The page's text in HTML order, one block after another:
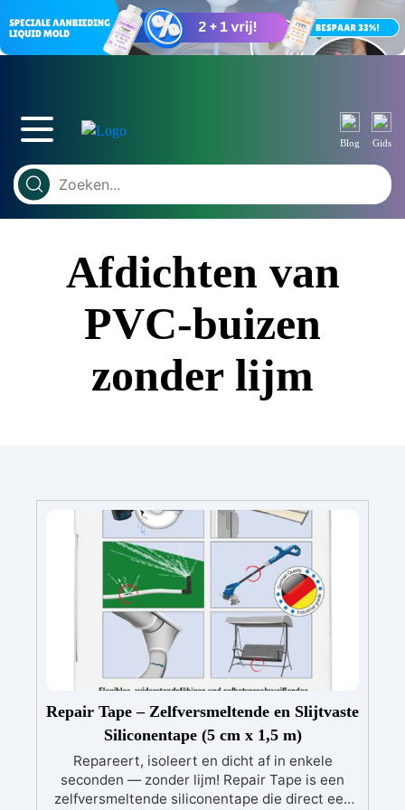
Blog Gids
Afdichten van
PVC-buizen
zonder lijm
Repair Tape – Zelfversmeltende en Slijtvaste
Siliconentape (5 cm x 1,5 m)
Repareert, isoleert en dicht af in enkele
seconden — zonder lijm! Repair Tape is een
zelfversmeltende siliconentape die direct een